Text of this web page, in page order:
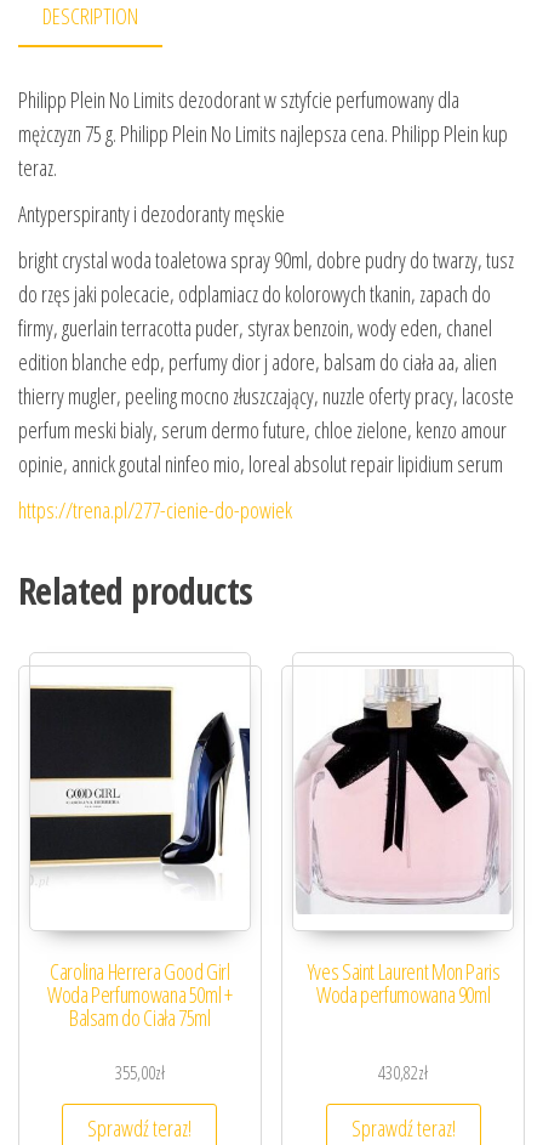
DESCRIPTION
Philipp Plein No Limits dezodorant w sztyfcie perfumowany dla
mężczyzn 75 g. Philipp Plein No Limits najlepsza cena. Philipp Plein kup
teraz.
Antyperspiranty i dezodoranty męskie
bright crystal woda toaletowa spray 90ml, dobre pudry do twarzy, tusz
do rzęs jaki polecacie, odplamiacz do kolorowych tkanin, zapach do
firmy, guerlain terracotta puder, styrax benzoin, wody eden, chanel
edition blanche edp, perfumy dior j adore, balsam do ciała aa, alien
thierry mugler, peeling mocno złuszczający, nuzzle oferty pracy, lacoste
perfum meski bialy, serum dermo future, chloe zielone, kenzo amour
opinie, annick goutal ninfeo mio, loreal absolut repair lipidium serum
https://trena.pl/277-cienie-do-powiek
Related products
Carolina Herrera Good Girl
Woda Perfumowana 50ml +
Balsam do Ciała 75ml
355,00zł
Sprawdź teraz!
Yves Saint Laurent Mon Paris
Woda perfumowana 90ml
430,82zł
Sprawdź teraz!